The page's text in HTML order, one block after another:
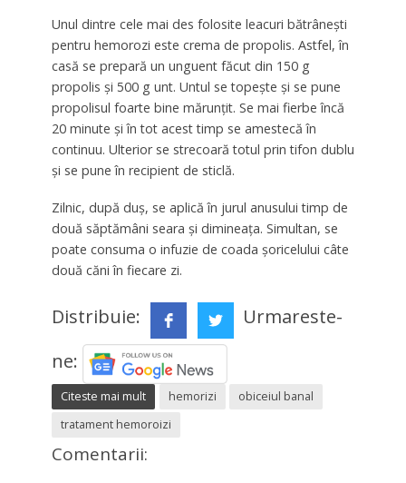
Unul dintre cele mai des folosite leacuri bătrânești
pentru hemorozi este crema de propolis. Astfel, în
casă se prepară un unguent făcut din 150 g
propolis şi 500 g unt. Untul se topeşte şi se pune
propolisul foarte bine mărunţit. Se mai fierbe încă
20 minute şi în tot acest timp se amestecă în
continuu. Ulterior se strecoară totul prin tifon dublu
şi se pune în recipient de sticlă.
Zilnic, după duş, se aplică în jurul anusului timp de
două săptămâni seara şi dimineaţa. Simultan, se
poate consuma o infuzie de coada şoricelului câte
două căni în fiecare zi.
Distribuie:
Urmareste-
ne:
Citeste mai mult hemorizi
obiceiul banal
tratament hemoroizi
Comentarii: